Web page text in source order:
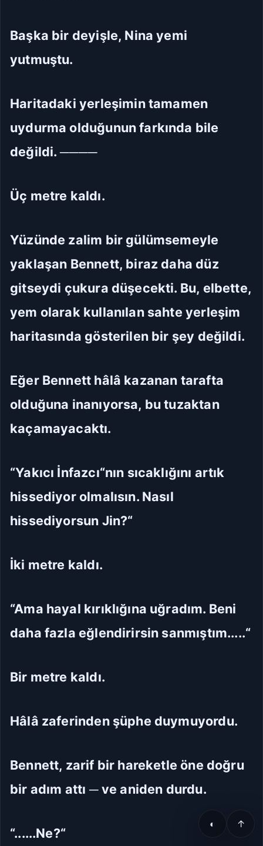
Başka bir deyişle, Nina yemi
yutmuştu.
Haritadaki yerleşimin tamamen
uydurma olduğunun farkında bile
değildi. ────
Üç metre kaldı.
Yüzünde zalim bir gülümsemeyle
yaklaşan Bennett, biraz daha düz
gitseydi çukura düşecekti. Bu, elbette,
yem olarak kullanılan sahte yerleşim
haritasında gösterilen bir şey değildi.
Eğer Bennett hâlâ kazanan tarafta
olduğuna inanıyorsa, bu tuzaktan
kaçamayacaktı.
“Yakıcı İnfazcı“nın sıcaklığını artık
hissediyor olmalısın. Nasıl
hissediyorsun Jin?“
İki metre kaldı.
“Ama hayal kırıklığına uğradım. Beni
daha fazla eğlendirirsin sanmıştım.....“
Bir metre kaldı.
Hâlâ zaferinden şüphe duymuyordu.
Bennett, zarif bir hareketle öne doğru
bir adım attı ─ ve aniden durdu.
“......Ne?“
◐ ↑